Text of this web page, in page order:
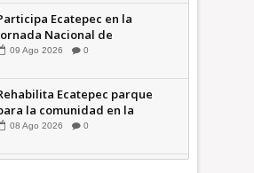
Ecatepec en la
Nacional de
plantan 3 mil
09 Ago 2026 0
Ecatepec parque
la comunidad en la
1 +Video |
08 Ago 2026 0